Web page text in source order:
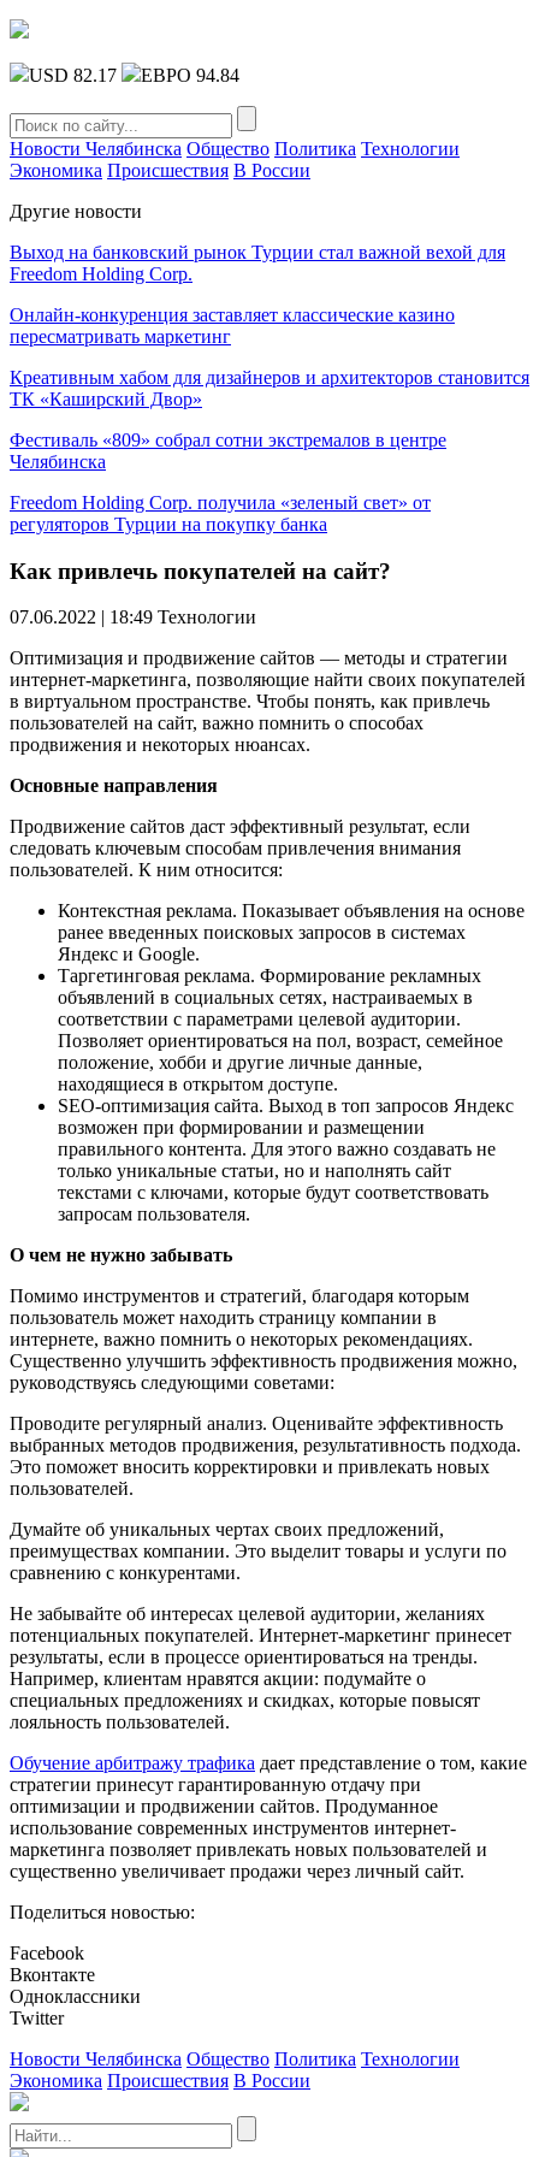
USD 82.17 ЕВРО 94.84
Новости Челябинска Общество Политика Технологии
Экономика Происшествия В России
Другие новости
Выход на банковский рынок Турции стал важной вехой для
Freedom Holding Corp.
Онлайн-конкуренция заставляет классические казино
пересматривать маркетинг
Креативным хабом для дизайнеров и архитекторов становится
ТК «Каширский Двор»
Фестиваль «809» собрал сотни экстремалов в центре
Челябинска
Freedom Holding Corp. получила «зеленый свет» от
регуляторов Турции на покупку банка
Как привлечь покупателей на сайт?
07.06.2022 | 18:49 Технологии
Оптимизация и продвижение сайтов — методы и стратегии
интернет-маркетинга, позволяющие найти своих покупателей
в виртуальном пространстве. Чтобы понять, как привлечь
пользователей на сайт, важно помнить о способах
продвижения и некоторых нюансах.
Основные направления
Продвижение сайтов даст эффективный результат, если
следовать ключевым способам привлечения внимания
пользователей. К ним относится:
Контекстная реклама. Показывает объявления на основе
ранее введенных поисковых запросов в системах
Яндекс и Google.
Таргетинговая реклама. Формирование рекламных
объявлений в социальных сетях, настраиваемых в
соответствии с параметрами целевой аудитории.
Позволяет ориентироваться на пол, возраст, семейное
положение, хобби и другие личные данные,
находящиеся в открытом доступе.
SEO-оптимизация сайта. Выход в топ запросов Яндекс
возможен при формировании и размещении
правильного контента. Для этого важно создавать не
только уникальные статьи, но и наполнять сайт
текстами с ключами, которые будут соответствовать
запросам пользователя.
О чем не нужно забывать
Помимо инструментов и стратегий, благодаря которым
пользователь может находить страницу компании в
интернете, важно помнить о некоторых рекомендациях.
Существенно улучшить эффективность продвижения можно,
руководствуясь следующими советами:
Проводите регулярный анализ. Оценивайте эффективность
выбранных методов продвижения, результативность подхода.
Это поможет вносить корректировки и привлекать новых
пользователей.
Думайте об уникальных чертах своих предложений,
преимуществах компании. Это выделит товары и услуги по
сравнению с конкурентами.
Не забывайте об интересах целевой аудитории, желаниях
потенциальных покупателей. Интернет-маркетинг принесет
результаты, если в процессе ориентироваться на тренды.
Например, клиентам нравятся акции: подумайте о
специальных предложениях и скидках, которые повысят
лояльность пользователей.
Обучение арбитражу трафика дает представление о том, какие
стратегии принесут гарантированную отдачу при
оптимизации и продвижении сайтов. Продуманное
использование современных инструментов интернет-
маркетинга позволяет привлекать новых пользователей и
существенно увеличивает продажи через личный сайт.
Поделиться новостью:
Facebook
Вконтакте
Одноклассники
Twitter
Новости Челябинска Общество Политика Технологии
Экономика Происшествия В России